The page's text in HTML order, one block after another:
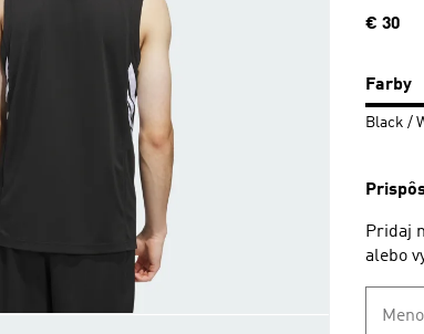
Cena
€ 30
Farby
Black /
Pridaj
alebo
Meno